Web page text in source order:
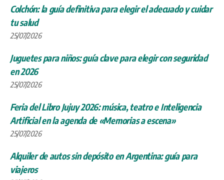
Colchón: la guía definitiva para elegir el adecuado y cuidar
tu salud
25/07/2026
Juguetes para niños: guía clave para elegir con seguridad
en 2026
25/07/2026
Feria del Libro Jujuy 2026: música, teatro e Inteligencia
Artificial en la agenda de «Memorias a escena»
25/07/2026
Alquiler de autos sin depósito en Argentina: guía para
viajeros